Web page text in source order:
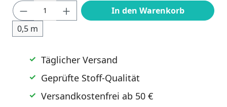
Produkt Anzahl: Gib den gewünschten
0,5 m
In den Warenkorb
Täglicher Versand
Geprüfte Stoff-Qualität
Versandkostenfrei ab 50 €